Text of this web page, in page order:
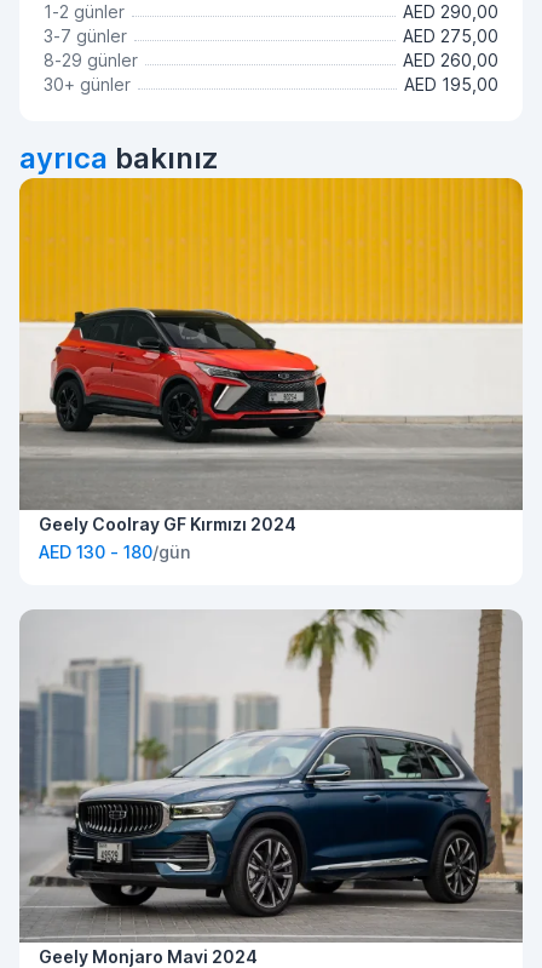
1-2 günler
AED 290,00
3-7 günler
AED 275,00
8-29 günler
AED 260,00
30+ günler
AED 195,00
ayrıca bakınız
Geely Coolray GF Kırmızı 2024
AED 130 - 180/gün
Geely Monjaro Mavi 2024